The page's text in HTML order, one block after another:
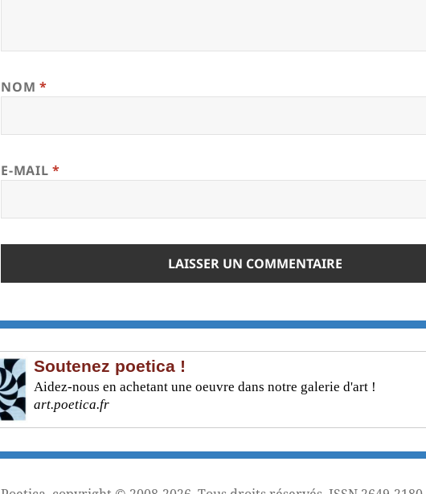
NOM *
E-MAIL *
Soutenez poetica !
Aidez-nous en achetant une oeuvre dans notre galerie d'art !
art.poetica.fr